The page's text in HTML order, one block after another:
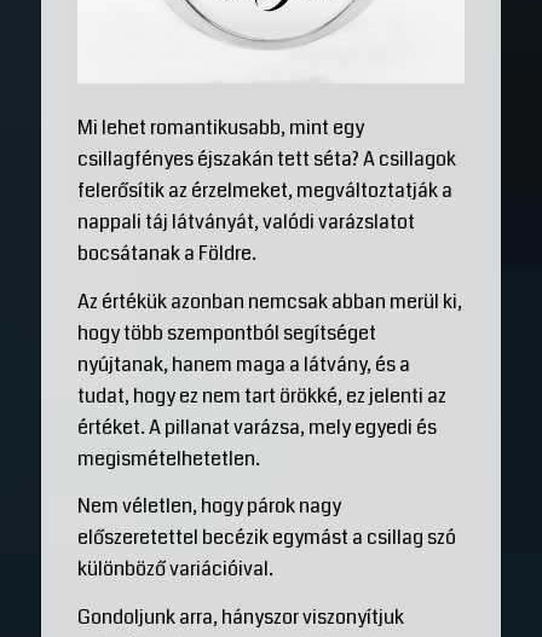
Mi lehet romantikusabb, mint egy
csillagfényes éjszakán tett séta? A csillagok
felerősítik az érzelmeket, megváltoztatják a
nappali táj látványát, valódi varázslatot
bocsátanak a Földre.
Az értékük azonban nemcsak abban merül ki,
hogy több szempontból segítséget
nyújtanak, hanem maga a látvány, és a
tudat, hogy ez nem tart örökké, ez jelenti az
értéket. A pillanat varázsa, mely egyedi és
megismételhetetlen.
Nem véletlen, hogy párok nagy
előszeretettel becézik egymást a csillag szó
különböző variációival.
Gondoljunk arra, hányszor viszonyítjuk